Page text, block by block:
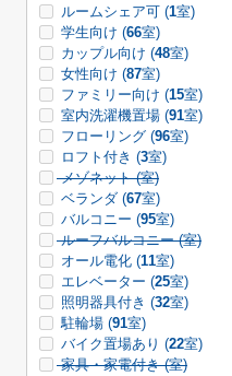
ルームシェア可 (1室)
学生向け (66室)
カップル向け (48室)
女性向け (87室)
ファミリー向け (15室)
室内洗濯機置場 (91室)
フローリング (96室)
ロフト付き (3室)
メゾネット (室)
ベランダ (67室)
バルコニー (95室)
ルーフバルコニー (室)
オール電化 (11室)
エレベーター (25室)
照明器具付き (32室)
駐輪場 (91室)
バイク置場あり (22室)
家具・家電付き (室)